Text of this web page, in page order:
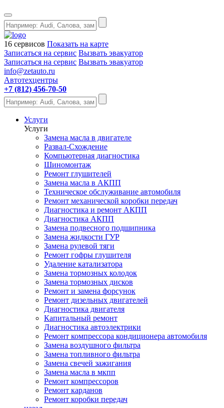
16 сервисов Показать на карте
Записаться на сервис Вызвать эвакуатор
Записаться на сервис Вызвать эвакуатор
info@zetauto.ru
Автотехцентры
+7 (812) 456-70-50
Услуги
Услуги
Замена масла в двигателе
Развал-Схождение
Компьютерная диагностика
Шиномонтаж
Ремонт глушителей
Замена масла в АКПП
Техническое обслуживание автомобиля
Ремонт механической коробки передач
Диагностика и ремонт АКПП
Диагностика АКПП
Замена подвесного подшипника
Замена жидкости ГУР
Замена рулевой тяги
Ремонт гофры глушителя
Удаление катализатора
Замена тормозных колодок
Замена тормозных дисков
Ремонт и замена форсунок
Ремонт дизельных двигателей
Диагностика двигателя
Капитальный ремонт
Диагностика автоэлектрики
Ремонт компрессора кондиционера автомобиля
Замена воздушного фильтра
Замена топливного фильтра
Замена свечей зажигания
Замена масла в мкпп
Ремонт компрессоров
Ремонт карданов
Ремонт коробки передач